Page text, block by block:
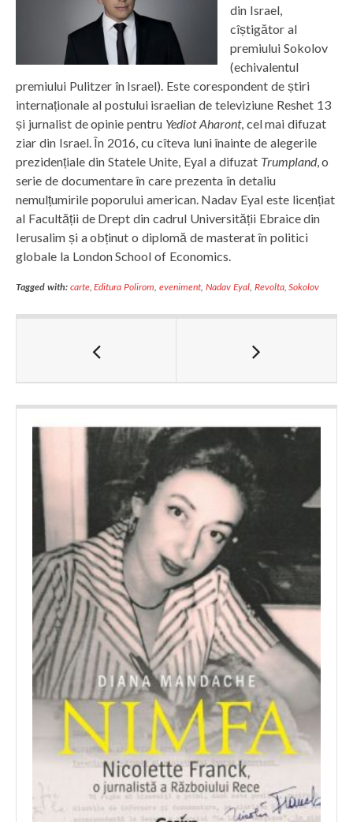
din Israel,
cîștigător al
premiului Sokolov
(echivalentul
premiului Pulitzer în Israel). Este corespondent de știri
internaționale al postului israelian de televiziune Reshet 13
și jurnalist de opinie pentru Yediot Aharont, cel mai difuzat
ziar din Israel. În 2016, cu cîteva luni înainte de alegerile
prezidențiale din Statele Unite, Eyal a difuzat Trumpland, o
serie de documentare în care prezenta în detaliu
nemulțumirile poporului american. Nadav Eyal este licențiat
al Facultății de Drept din cadrul Universității Ebraice din
Ierusalim și a obținut o diplomă de masterat în politici
globale la London School of Economics.
Tagged with: carte,Editura Polirom,eveniment, Nadav Eyal, Revolta,Sokolov